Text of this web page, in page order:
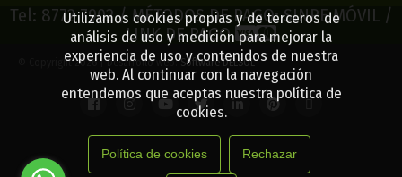
Tel: 8772 7902 / MÉTODOS DE PAGO: SINPE MÓVIL /
LINK DE PAGO
© Copyright 2026 | Desarrollo web:Software DELSOL
Utilizamos cookies propias y de terceros de
análisis de uso y medición para mejorar la
experiencia de uso y contenidos de nuestra
web. Al continuar con la navegación
entendemos que aceptas nuestra política de
cookies.
Política de cookies Rechazar